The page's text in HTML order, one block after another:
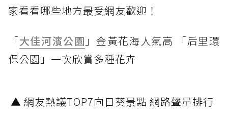
家看看哪些地方最受網友歡迎！
「大佳河濱公園 」金黃花海人氣高 「后里環
保公園」一次欣賞多種花卉
▲ 網友熱議TOP7向日葵景點 網路聲量排行